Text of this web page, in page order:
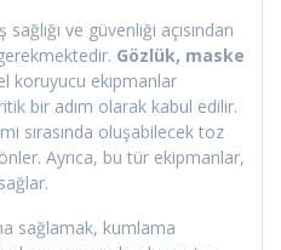
ve güvenliği açısından
Gözlük, maske
koruyucu ekipmanlar
bir adım olarak kabul edilir.
sırasında oluşabilecek toz
Ayrıca, bu tür ekipmanlar,
sağlamak, kumlama